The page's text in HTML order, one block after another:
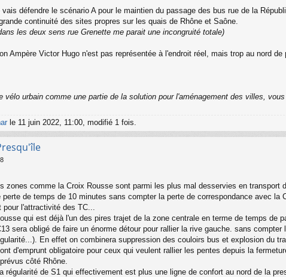
défendre le scénario A pour le maintien du passage des bus rue de la
continuité des sites propres sur les quais de Rhône et Saône.
les deux sens rue Grenette me parait une incongruité totale)
Ampère Victor Hugo n'est pas représentée à l'endroit réel, mais trop au nord de
vélo urbain comme une partie de la solution pour l'aménagement des villes,
le 11 juin 2022, 11:00, modifié 1 fois.
zones comme la Croix Rousse sont parmi les plus mal desservies en
de temps de 10 minutes sans compter la perte de correspondance avec
l'attractivité des TC...
qui est déjà l'un des pires trajet de la zone centrale en terme de temps
sera obligé de faire un énorme détour pour rallier la rive gauche. sans
En effet on combinera suppression des couloirs bus et explosion du
d'emprunt obligatoire pour ceux qui veulent rallier les pentes depuis la
côté Rhône.
régularité de S1 qui effectivement est plus une ligne de confort au nord de la